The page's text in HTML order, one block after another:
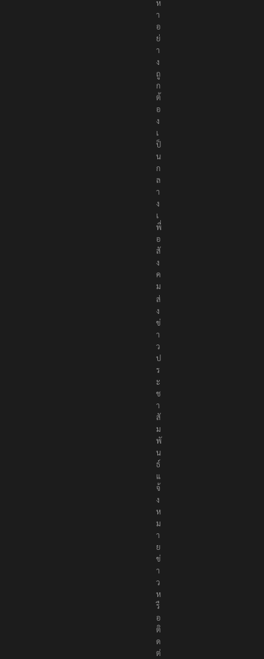
ห
า
อ
ย่
า
ง
ถู
ก
ต้
อ
ง
เ
ป็
น
ก
ล
า
ง
เ
พื่
อ
สั
ง
ค
ม
ส่
ง
ข่
า
ว
ป
ร
ะ
ช
า
สั
ม
พั
น
ธ์
แ
จ้
ง
ห
ม
า
ย
ข่
า
ว
ห
รื
อ
ติ
ด
ต่